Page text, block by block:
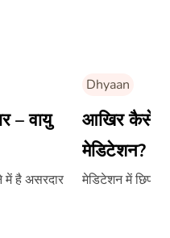
– वायु
में है असरदार
Dhyaan
आखिर कैसे
मेडिटेशन?
मेडिटेशन में छिपा